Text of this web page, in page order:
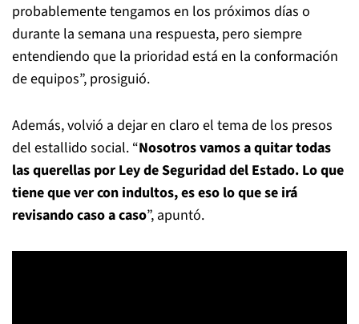
probablemente tengamos en los próximos días o
durante la semana una respuesta, pero siempre
entendiendo que la prioridad está en la conformación
de equipos”, prosiguió.
Además, volvió a dejar en claro el tema de los presos
del estallido social. “Nosotros vamos a quitar todas
las querellas por Ley de Seguridad del Estado. Lo que
tiene que ver con indultos, es eso lo que se irá
revisando caso a caso”, apuntó.